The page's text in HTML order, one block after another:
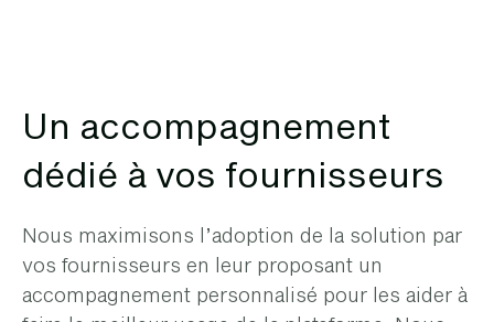
Un accompagnement
dédié à vos fournisseurs
Nous maximisons l’adoption de la solution par
vos fournisseurs en leur proposant un
accompagnement personnalisé pour les aider à